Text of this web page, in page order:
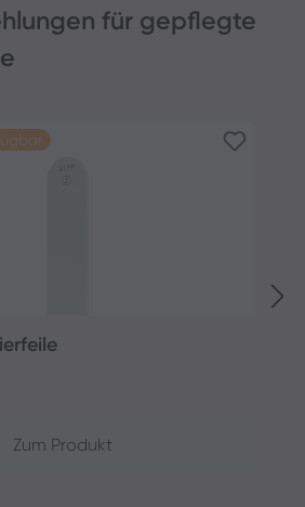
für gepflegte
Zum Produkt